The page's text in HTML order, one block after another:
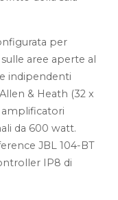
per
aree aperte al
indipendenti
& Heath (32 x
amplificatori
da 600 watt.
JBL 104-BT
IP8 di